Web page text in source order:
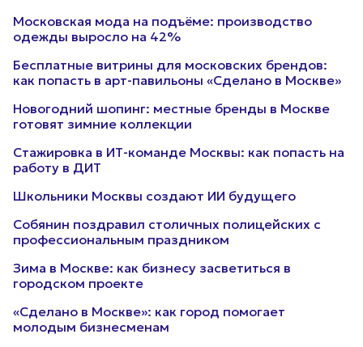
Московская мода на подъёме: производство
одежды выросло на 42%
Бесплатные витрины для московских брендов:
как попасть в арт-павильоны «Сделано в Москве»
Новогодний шопинг: местные бренды в Москве
готовят зимние коллекции
Стажировка в ИТ-команде Москвы: как попасть на
работу в ДИТ
Школьники Москвы создают ИИ будущего
Собянин поздравил столичных полицейских с
профессиональным праздником
Зима в Москве: как бизнесу засветиться в
городском проекте
«Сделано в Москве»: как город помогает
молодым бизнесменам